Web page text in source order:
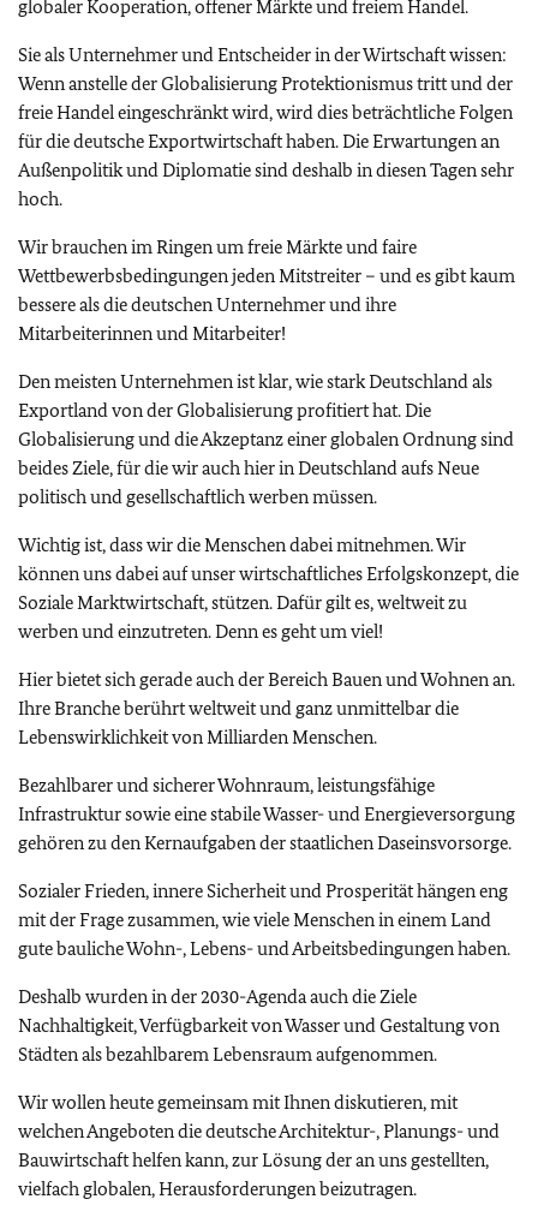
globaler Kooperation, offener Märkte und freiem Handel.
Sie als Unternehmer und Entscheider in der Wirtschaft wissen:
Wenn anstelle der Globalisierung Protektionismus tritt und der
freie Handel eingeschränkt wird, wird dies beträchtliche Folgen
für die deutsche Exportwirtschaft haben. Die Erwartungen an
Außenpolitik und Diplomatie sind deshalb in diesen Tagen sehr
hoch.
Wir brauchen im Ringen um freie Märkte und faire
Wettbewerbsbedingungen jeden Mitstreiter – und es gibt kaum
bessere als die deutschen Unternehmer und ihre
Mitarbeiterinnen und Mitarbeiter!
Den meisten Unternehmen ist klar, wie stark Deutschland als
Exportland von der Globalisierung profitiert hat. Die
Globalisierung und die Akzeptanz einer globalen Ordnung sind
beides Ziele, für die wir auch hier in Deutschland aufs Neue
politisch und gesellschaftlich werben müssen.
Wichtig ist, dass wir die Menschen dabei mitnehmen. Wir
können uns dabei auf unser wirtschaftliches Erfolgskonzept, die
Soziale Marktwirtschaft, stützen. Dafür gilt es, weltweit zu
werben und einzutreten. Denn es geht um viel!
Hier bietet sich gerade auch der Bereich Bauen und Wohnen an.
Ihre Branche berührt weltweit und ganz unmittelbar die
Lebenswirklichkeit von Milliarden Menschen.
Bezahlbarer und sicherer Wohnraum, leistungsfähige
Infrastruktur sowie eine stabile Wasser- und Energieversorgung
gehören zu den Kernaufgaben der staatlichen Daseinsvorsorge.
Sozialer Frieden, innere Sicherheit und Prosperität hängen eng
mit der Frage zusammen, wie viele Menschen in einem Land
gute bauliche Wohn-, Lebens- und Arbeitsbedingungen haben.
Deshalb wurden in der 2030-Agenda auch die Ziele
Nachhaltigkeit, Verfügbarkeit von Wasser und Gestaltung von
Städten als bezahlbarem Lebensraum aufgenommen.
Wir wollen heute gemeinsam mit Ihnen diskutieren, mit
welchen Angeboten die deutsche Architektur-, Planungs- und
Bauwirtschaft helfen kann, zur Lösung der an uns gestellten,
vielfach globalen, Herausforderungen beizutragen.